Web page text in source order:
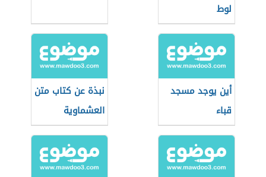
لوط
أين يوجد مسجد
قباء
نبذة عن كتاب متن
العشماوية